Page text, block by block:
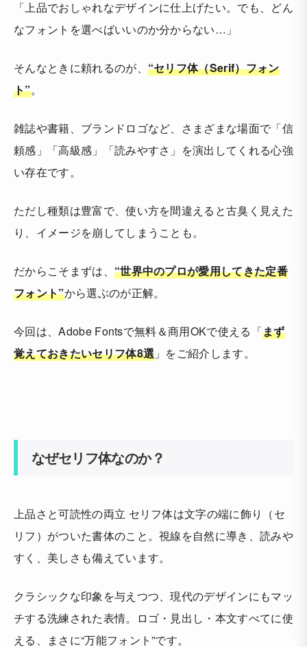
「上品でおしゃれなデザインに仕上げたい。でも、どん
なフォントを選べばいいのか分からない…」
そんなときに頼れるのが、 “セリフ体（Serif）フォン
ト”。
雑誌や書籍、ブランドロゴなど、さまざまな場面で「信
頼感」「高級感」「読みやすさ」を演出してくれる心強
い存在です。
ただし種類は豊富で、使い方を間違えると古臭く見えた
り、イメージを崩してしまうことも。
だからこそまずは、 “世界中のプロが愛用してきた定番
フォント”から選ぶのが正解。
今回は、Adobe Fontsで無料＆商用OKで使える「まず
覚えておきたいセリフ体8選 」をご紹介します。
なぜセリフ体なのか？
上品さと可読性の両立 セリフ体は文字の端に飾り（セ
リフ）がついた書体のこと。視線を自然に導き、読みや
すく、美しさも備えています。
クラシックな印象を与えつつ、現代のデザインにもマッ
チする洗練された表情。ロゴ・見出し・本文すべてに使
える、まさに“万能フォント”です。